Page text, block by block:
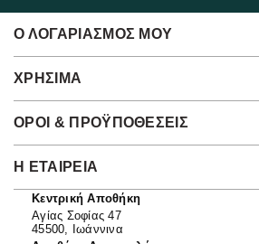
Ο ΛΟΓΑΡΙΑΣΜΌΣ ΜΟΥ
ΧΡΉΣΙΜΑ
ΌΡΟΙ & ΠΡΟΫΠΟΘΈΣΕΙΣ
Η ΕΤΑΙΡΕΊΑ​
Κεντρική Αποθήκη
Αγίας Σοφίας 47
45500, Ιωάννινα